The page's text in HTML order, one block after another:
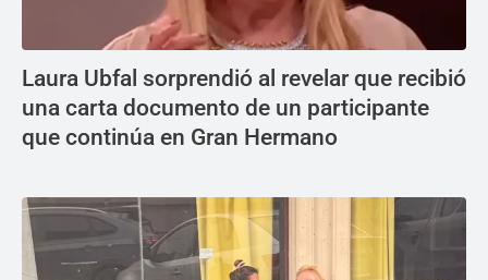
Laura Ubfal sorprendió al revelar que recibió
una carta documento de un participante
que continúa en Gran Hermano